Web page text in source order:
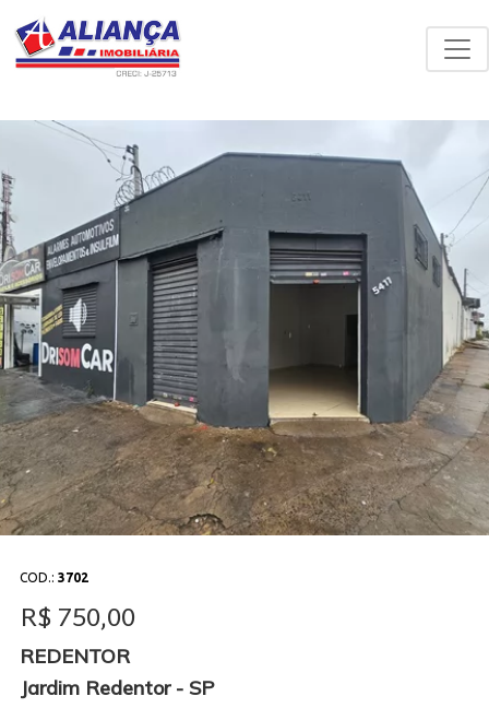
COD.: 3702
R$ 750,00
REDENTOR
Jardim Redentor - SP